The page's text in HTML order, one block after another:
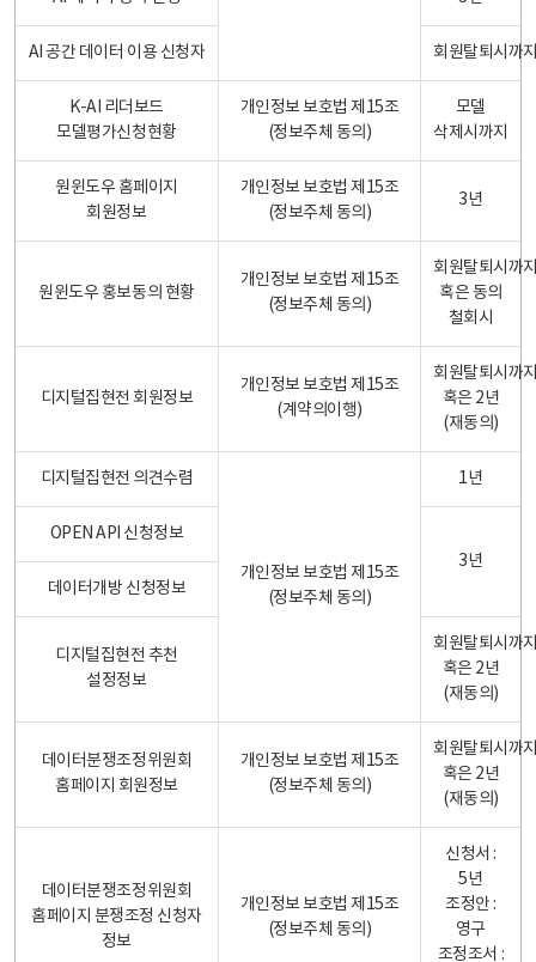
AI 공간 데이터 이용 신청자 회원탈퇴시까
K-AI 리더보드
모델평가신청현황
개인정보 보호법 제15조
(정보주체 동의)
모델
삭제시까지
원윈도우 홈페이지
회원정보
개인정보 보호법 제15조
(정보주체 동의)
3년
원윈도우 홍보동의 현황
개인정보 보호법 제15조
(정보주체 동의)
회원탈퇴시까
혹은 동의
철회시
디지털집현전 회원정보
개인정보 보호법 제15조
(계약의이행)
회원탈퇴시까
혹은 2년
(재동의)
디지털집현전 의견수렴
개인정보 보호법 제15조
(정보주체 동의)
1년
OPEN API 신청정보
3년
데이터개방 신청정보
디지털집현전 추천
설정정보
회원탈퇴시까
혹은 2년
(재동의)
데이터분쟁조정위원회
홈페이지 회원정보
개인정보 보호법 제15조
(정보주체 동의)
회원탈퇴시까
혹은 2년
(재동의)
데이터분쟁조정위원회
홈페이지 분쟁조정 신청자
정보
개인정보 보호법 제15조
(정보주체 동의)
신청서 :
5년
조정안 :
영구
조정조서 :